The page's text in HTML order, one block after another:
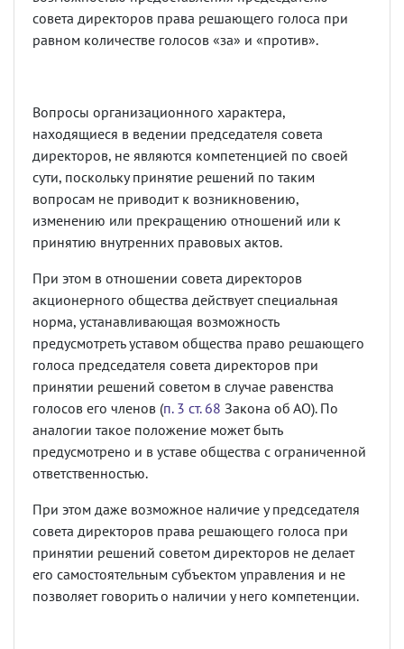
совета директоров права решающего голоса при
равном количестве голосов «за» и «против».
Вопросы организационного характера,
находящиеся в ведении председателя совета
директоров, не являются компетенцией по своей
сути, поскольку принятие решений по таким
вопросам не приводит к возникновению,
изменению или прекращению отношений или к
принятию внутренних правовых актов.
При этом в отношении совета директоров
акционерного общества действует специальная
норма, устанавливающая возможность
предусмотреть уставом общества право решающего
голоса председателя совета директоров при
принятии решений советом в случае равенства
голосов его членов (п. 3 ст. 68 Закона об АО). По
аналогии такое положение может быть
предусмотрено и в уставе общества с ограниченной
ответственностью.
При этом даже возможное наличие у председателя
совета директоров права решающего голоса при
принятии решений советом директоров не делает
его самостоятельным субъектом управления и не
позволяет говорить о наличии у него компетенции.